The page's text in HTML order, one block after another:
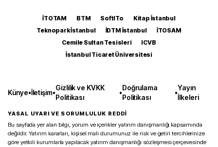
İTOTAM BTM SoftITo
Kitap İstanbul
Teknopark İstanbul
İDTM İstanbul
İTOSAM
Cemile Sultan Tesisleri
ICVB
İstanbul Ticaret Üniversitesi
Künye•İletişim•
Gizlilik ve KVKK
Politikası
•
Doğrulama
Politikası
•
Yayın
İlkeleri
YASAL UYARI VE SORUMLULUK REDDİ
Bu sayfada yer alan bilgi, yorum ve içerikler yatırım danışmanlığı kapsamında
değildir. Yatırım kararları, kişisel mali durumunuz ile risk ve getiri tercihlerinize
göre yetkili kurumlarla yapılacak yatırım danışmanlığı sözleşmesi çerçevesinde